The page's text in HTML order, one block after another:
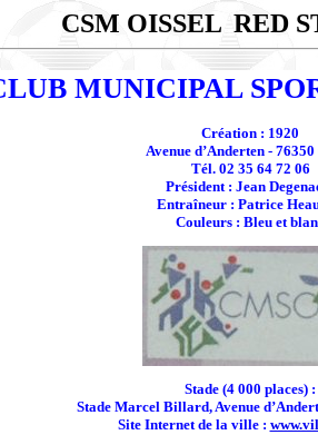
CSM OISSEL RED
MUNICIPAL
Création : 1920
Avenue d’Anderten - 76350
Tél. 02 35 64 72 06
Président : Jean
Entraîneur : Patrice
Couleurs : Bleu et
Stade (4 000 places) :
Stade Marcel Billard, Avenue
Site Internet de la ville :